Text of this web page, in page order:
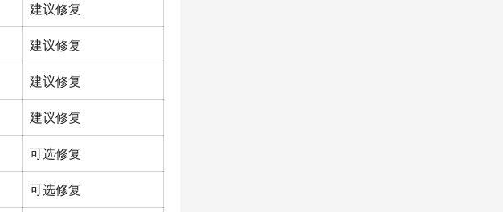
建议修复
建议修复
建议修复
建议修复
可选修复
可选修复